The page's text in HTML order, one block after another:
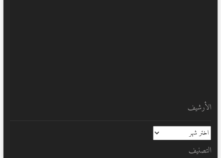
الأرشيف
الأرشيف
التصنيف